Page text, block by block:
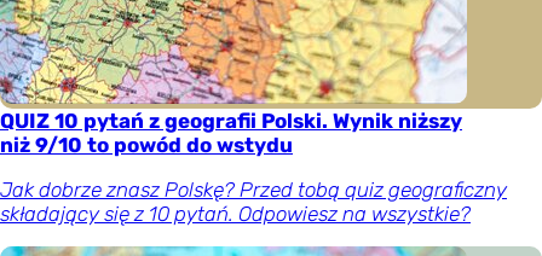
QUIZ 10 pytań z geografii Polski. Wynik niższy
niż 9/10 to powód do wstydu
Jak dobrze znasz Polskę? Przed tobą quiz geograficzny
składający się z 10 pytań. Odpowiesz na wszystkie?